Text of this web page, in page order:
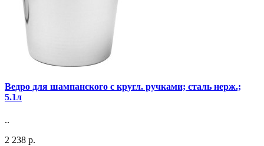
Ведро для шампанского с кругл. ручками; сталь нерж.;
5.1л
..
2 238 р.